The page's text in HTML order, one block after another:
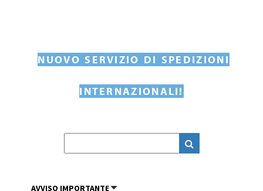
NUOVO SERVIZIO DI SPEDIZIONI
INTERNAZIONALI!
AVVISO IMPORTANTE